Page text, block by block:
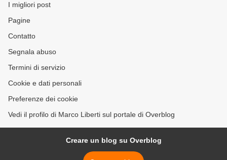
I migliori post
Pagine
Contatto
Segnala abuso
Termini di servizio
Cookie e dati personali
Preferenze dei cookie
Vedi il profilo di Marco Liberti sul portale di Overblog
Creare un blog su Overblog